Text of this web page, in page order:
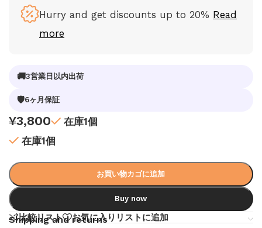
Hurry and get discounts up to 20% Read
more
🚚3営業日以内出荷
🛡6ヶ月保証
¥3,800
在庫1個
在庫1個
お買い物カゴに追加
Buy now
比較リスト お気に入りリストに追加
Shipping and returns